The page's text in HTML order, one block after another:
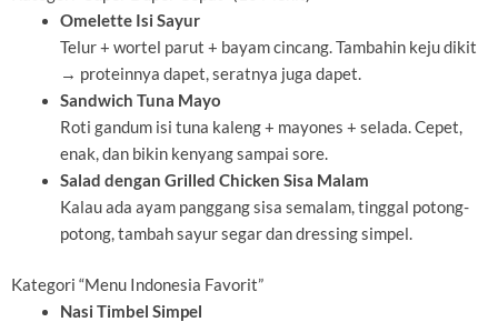
Omelette Isi Sayur
Telur + wortel parut + bayam cincang. Tambahin keju dikit
→ proteinnya dapet, seratnya juga dapet.
Sandwich Tuna Mayo
Roti gandum isi tuna kaleng + mayones + selada. Cepet,
enak, dan bikin kenyang sampai sore.
Salad dengan Grilled Chicken Sisa Malam
Kalau ada ayam panggang sisa semalam, tinggal potong-
potong, tambah sayur segar dan dressing simpel.
Kategori “Menu Indonesia Favorit”
Nasi Timbel Simpel